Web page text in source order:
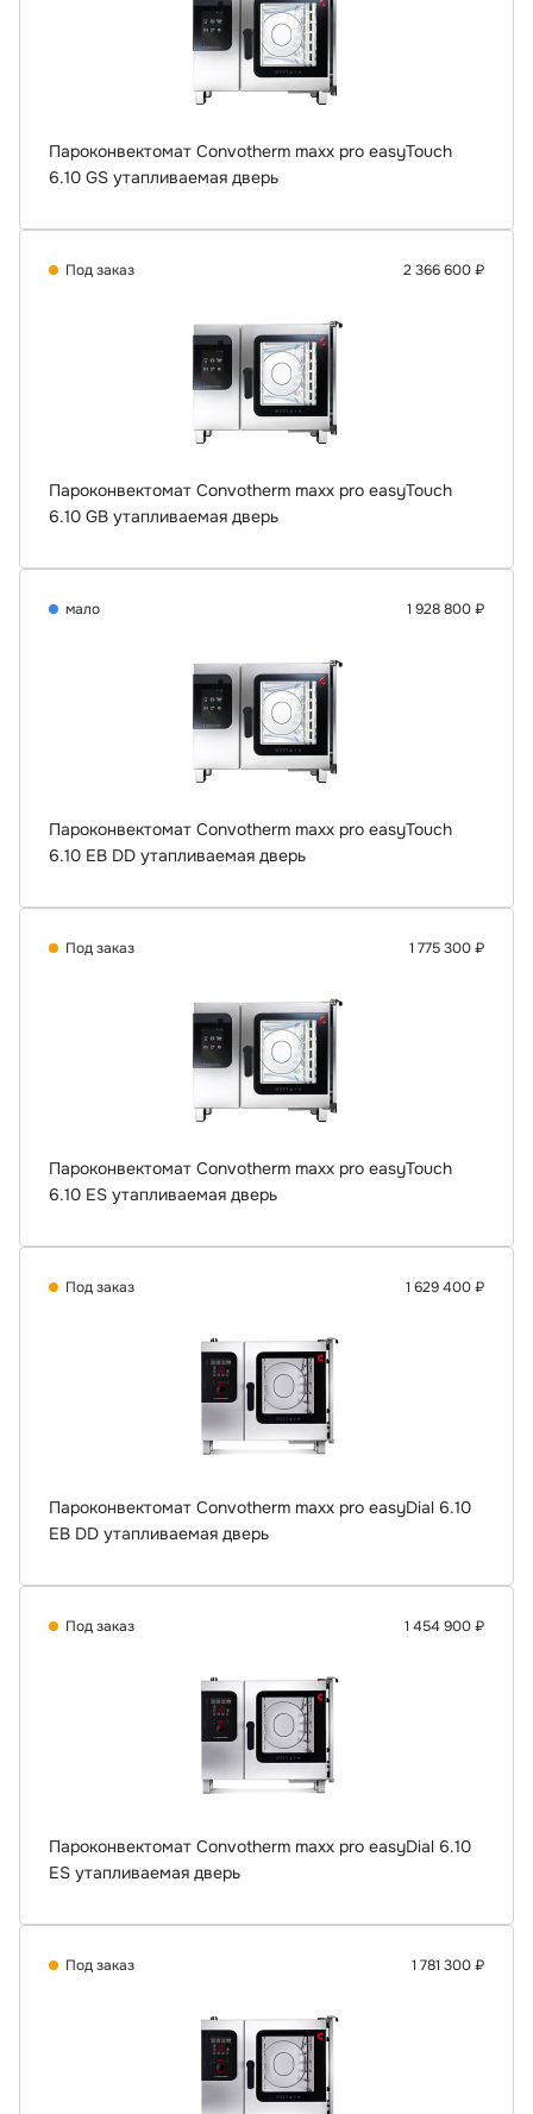
Пароконвектомат Convotherm maxx pro easyTouch
6.10 GS утапливаемая дверь
Под заказ 2 366 600 ₽
Пароконвектомат Convotherm maxx pro easyTouch
6.10 GB утапливаемая дверь
мало 1 928 800 ₽
Пароконвектомат Convotherm maxx pro easyTouch
6.10 EB DD утапливаемая дверь
Под заказ 1 775 300 ₽
Пароконвектомат Convotherm maxx pro easyTouch
6.10 ES утапливаемая дверь
Под заказ 1 629 400 ₽
Пароконвектомат Convotherm maxx pro easyDial 6.10
EB DD утапливаемая дверь
Под заказ 1 454 900 ₽
Пароконвектомат Convotherm maxx pro easyDial 6.10
ES утапливаемая дверь
Под заказ 1 781 300 ₽